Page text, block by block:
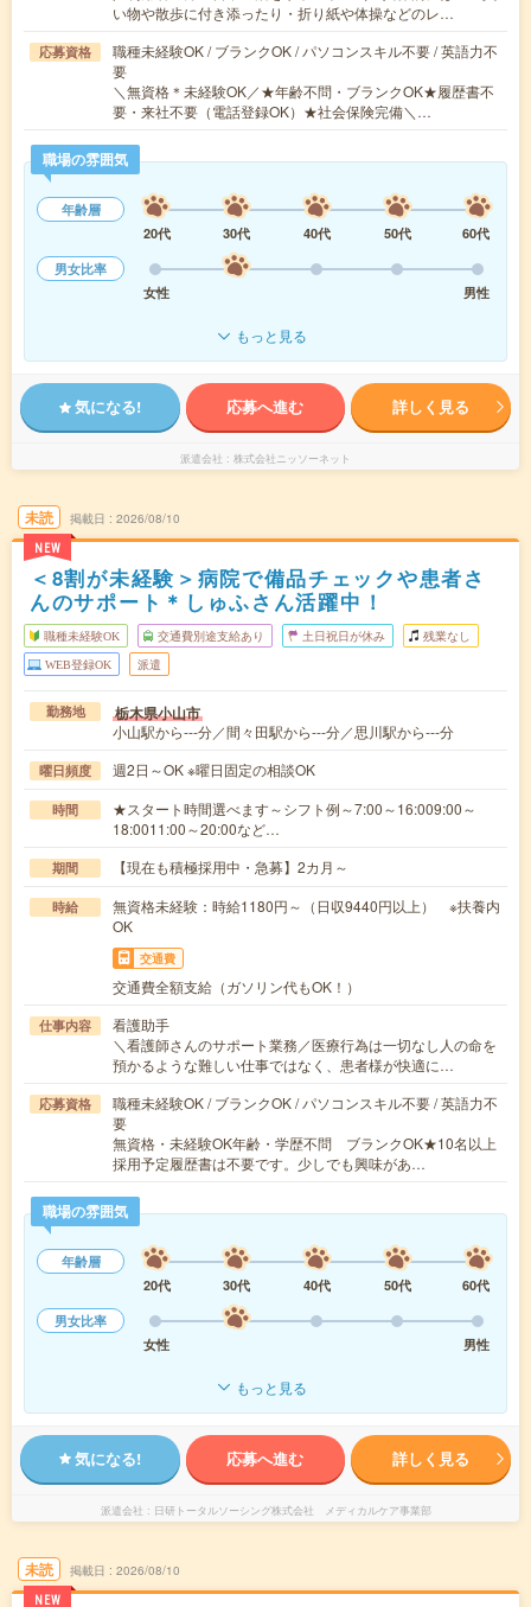
い物や散歩に付き添ったり・折り紙や体操などのレ…
応募資格
職種未経験OK / ブランクOK / パソコンスキル不要 / 英語力不
要
＼無資格＊未経験OK／★年齢不問・ブランクOK★履歴書不
要・来社不要（電話登録OK）★社会保険完備＼…
職場の雰囲気
年齢層
20代
30代 40代 50代
60代
男女比率
女性
男性
もっと見る
気になる! 応募へ進む 詳しく見る
派遣会社 株式会社ニッソーネット
未読
NEW
掲載日 2026/08/10
＜8割が未経験＞病院で備品チェックや患者さ
んのサポート＊しゅふさん活躍中！
職種未経験OK 交通費別途支給あり 土日祝日が休み 残業なし
WEB登録OK 派遣
勤務地 栃木県小山市
小山駅から---分／間々田駅から---分／思川駅から---分
曜日頻度 週2日～OK ※曜日固定の相談OK
時間
★スタート時間選べます～シフト例～7:00～16:009:00～
18:0011:00～20:00など…
期間 【現在も積極採用中・急募】2カ月～
時給
無資格未経験：時給1180円～（日収9440円以上） ※扶養内
OK
交通費
交通費全額支給（ガソリン代もOK！）
仕事内容
看護助手
＼看護師さんのサポート業務／医療行為は一切なし人の命を
預かるような難しい仕事ではなく、患者様が快適に…
応募資格
職種未経験OK / ブランクOK / パソコンスキル不要 / 英語力不
要
無資格・未経験OK年齢・学歴不問 ブランクOK★10名以上
採用予定履歴書は不要です。少しでも興味があ…
職場の雰囲気
年齢層
20代
30代 40代 50代
60代
男女比率
女性
男性
もっと見る
気になる! 応募へ進む 詳しく見る
派遣会社 日研トータルソーシング株式会社 メディカルケア事業部
未読
NEW
掲載日 2026/08/10